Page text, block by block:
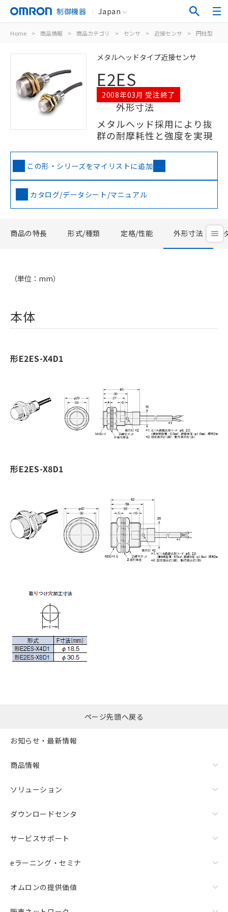
制御機器 Japan
Home > 商品情報 > 商品カテゴリ > センサ > 近接センサ > 円柱型
メタルヘッドタイプ近接センサ
E2ES
2008年03月 受注終了
外形寸法
メタルヘッド採用により抜
群の耐摩耗性と強度を実現
この形・シリーズをマイリストに追加
カタログ/データシート/マニュアル
商品の特長 形式/種類 定格/性能 外形寸法
（単位：mm）
本体
形E2ES-X4D1
形E2ES-X8D1
ページ先頭へ戻る
お知らせ・最新情報
商品情報
ソリューション
ダウンロードセンタ
サービスサポート
eラーニング・セミナ
オムロンの提供価値